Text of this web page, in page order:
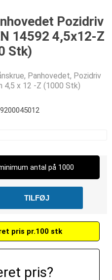
Pozidriv
14592 4,5x12-Z
Stk)
Panhovedet, Pozidriv
4,5 x 12 -Z (1000 Stk)
antal på 1000
pris pr.100 stk
pris?